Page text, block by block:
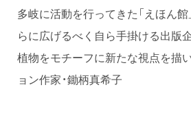
多岐に活動を行ってきた「えほん館
らに広げるべく自ら手掛ける出版
植物をモチーフに新たな視点を描
ョン作家・鋤柄真希子